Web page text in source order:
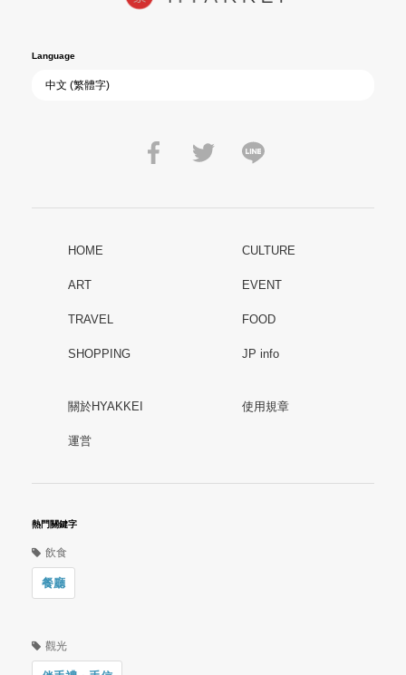
Language
HOME CULTURE
ART EVENT
TRAVEL FOOD
SHOPPING JP info
關於HYAKKEI 使用規章
運営
熱門關鍵字
飲食
餐廳
觀光